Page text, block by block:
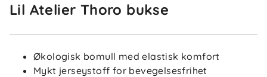
Lil Atelier Thoro bukse
Økologisk bomull med elastisk komfort
Mykt jerseystoff for bevegelsesfrihet